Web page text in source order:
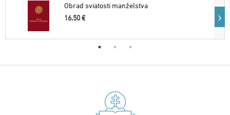
Obrad sviatosti manželstva
16,50 €